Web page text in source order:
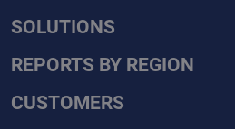
SOLUTIONS
REPORTS BY REGION
CUSTOMERS